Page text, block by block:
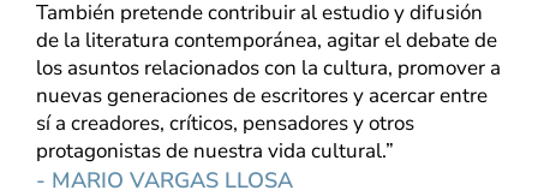
También pretende contribuir al estudio y difusión
de la literatura contemporánea, agitar el debate de
los asuntos relacionados con la cultura, promover a
nuevas generaciones de escritores y acercar entre
sí a creadores, críticos, pensadores y otros
protagonistas de nuestra vida cultural.”
- MARIO VARGAS LLOSA